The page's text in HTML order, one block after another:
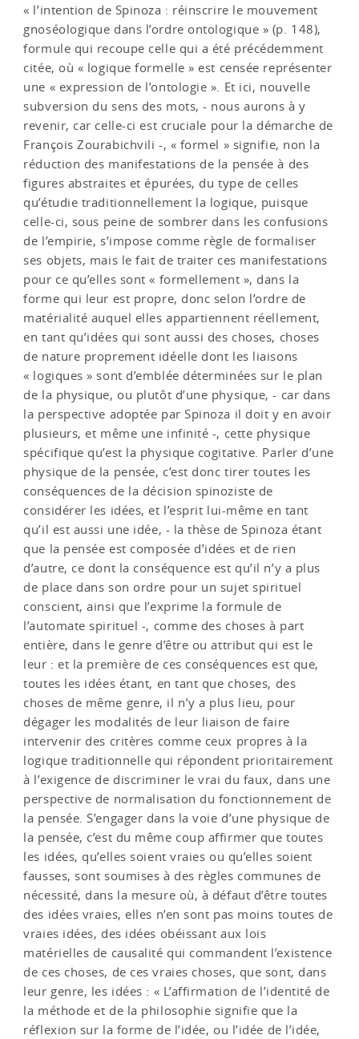
« l’intention de Spinoza : réinscrire le mouvement
gnoséologique dans l’ordre ontologique » (p. 148),
formule qui recoupe celle qui a été précédemment
citée, où « logique formelle » est censée représenter
une « expression de l’ontologie ». Et ici, nouvelle
subversion du sens des mots, - nous aurons à y
revenir, car celle-ci est cruciale pour la démarche de
François Zourabichvili -, « formel » signifie, non la
réduction des manifestations de la pensée à des
figures abstraites et épurées, du type de celles
qu’étudie traditionnellement la logique, puisque
celle-ci, sous peine de sombrer dans les confusions
de l’empirie, s’impose comme règle de formaliser
ses objets, mais le fait de traiter ces manifestations
pour ce qu’elles sont « formellement », dans la
forme qui leur est propre, donc selon l’ordre de
matérialité auquel elles appartiennent réellement,
en tant qu’idées qui sont aussi des choses, choses
de nature proprement idéelle dont les liaisons
« logiques » sont d’emblée déterminées sur le plan
de la physique, ou plutôt d’une physique, - car dans
la perspective adoptée par Spinoza il doit y en avoir
plusieurs, et même une infinité -, cette physique
spécifique qu’est la physique cogitative. Parler d’une
physique de la pensée, c’est donc tirer toutes les
conséquences de la décision spinoziste de
considérer les idées, et l’esprit lui-même en tant
qu’il est aussi une idée, - la thèse de Spinoza étant
que la pensée est composée d’idées et de rien
d’autre, ce dont la conséquence est qu’il n’y a plus
de place dans son ordre pour un sujet spirituel
conscient, ainsi que l’exprime la formule de
l’automate spirituel -, comme des choses à part
entière, dans le genre d’être ou attribut qui est le
leur : et la première de ces conséquences est que,
toutes les idées étant, en tant que choses, des
choses de même genre, il n’y a plus lieu, pour
dégager les modalités de leur liaison de faire
intervenir des critères comme ceux propres à la
logique traditionnelle qui répondent prioritairement
à l’exigence de discriminer le vrai du faux, dans une
perspective de normalisation du fonctionnement de
la pensée. S’engager dans la voie d’une physique de
la pensée, c’est du même coup affirmer que toutes
les idées, qu’elles soient vraies ou qu’elles soient
fausses, sont soumises à des règles communes de
nécessité, dans la mesure où, à défaut d’être toutes
des idées vraies, elles n’en sont pas moins toutes de
vraies idées, des idées obéissant aux lois
matérielles de causalité qui commandent l’existence
de ces choses, de ces vraies choses, que sont, dans
leur genre, les idées : « L’affirmation de l’identité de
la méthode et de la philosophie signifie que la
réflexion sur la forme de l’idée, ou l’idée de l’idée,